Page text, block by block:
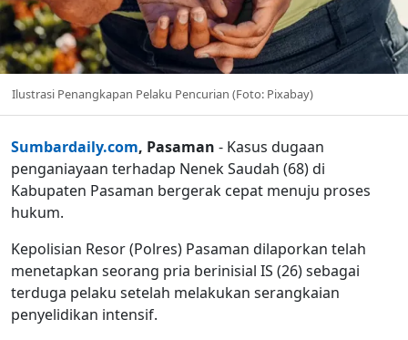
Ilustrasi Penangkapan Pelaku Pencurian (Foto: Pixabay)
Sumbardaily.com, Pasaman - Kasus dugaan
penganiayaan terhadap Nenek Saudah (68) di
Kabupaten Pasaman bergerak cepat menuju proses
hukum.
Kepolisian Resor (Polres) Pasaman dilaporkan telah
menetapkan seorang pria berinisial IS (26) sebagai
terduga pelaku setelah melakukan serangkaian
penyelidikan intensif.